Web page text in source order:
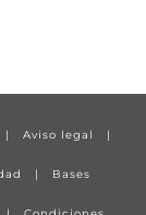
| Aviso legal |
| Bases